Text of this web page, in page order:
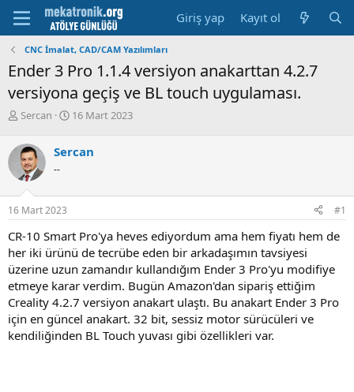
Giriş yap Kayıt ol
CNC İmalat, CAD/CAM Yazılımları
Ender 3 Pro 1.1.4 versiyon anakarttan 4.2.7
versiyona geçiş ve BL touch uygulaması.
K
n
u
y
u
b
a
l
a
t
a
n
Sercan
B
l
a
r
i
h
i
16 Mart 2023
Sercan
--
16 Mart 2023 #1
CR-10 Smart Pro'ya heves ediyordum ama hem fiyatı hem de
her iki ürünü de tecrübe eden bir arkadaşımın tavsiyesi
üzerine uzun zamandır kullandığım Ender 3 Pro'yu modifiye
etmeye karar verdim. Bugün Amazon'dan sipariş ettiğim
Creality 4.2.7 versiyon anakart ulaştı. Bu anakart Ender 3 Pro
için en güncel anakart. 32 bit, sessiz motor sürücüleri ve
kendiliğinden BL Touch yuvası gibi özellikleri var.